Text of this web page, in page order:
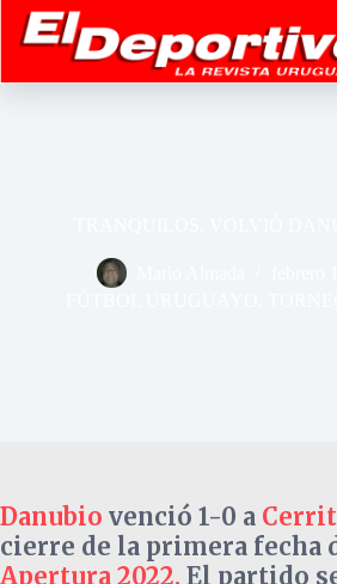
Saltar
contenido
Danubio venció 1-0 a
cierre de la primera fecha
Apertura 2022. El partido